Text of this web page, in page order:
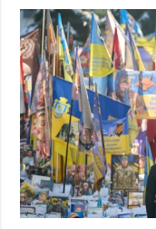
Politik
Wirtschaft
Militär
Gesellschaft und
Kultur
Sport
Kriminalität
Notstand und